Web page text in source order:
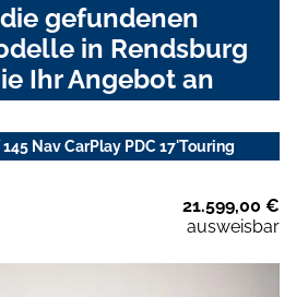
gefundenen
in Rendsburg
Ihr Angebot an
Nav CarPlay PDC 17'Touring
21.599,00 €
ausweisbar